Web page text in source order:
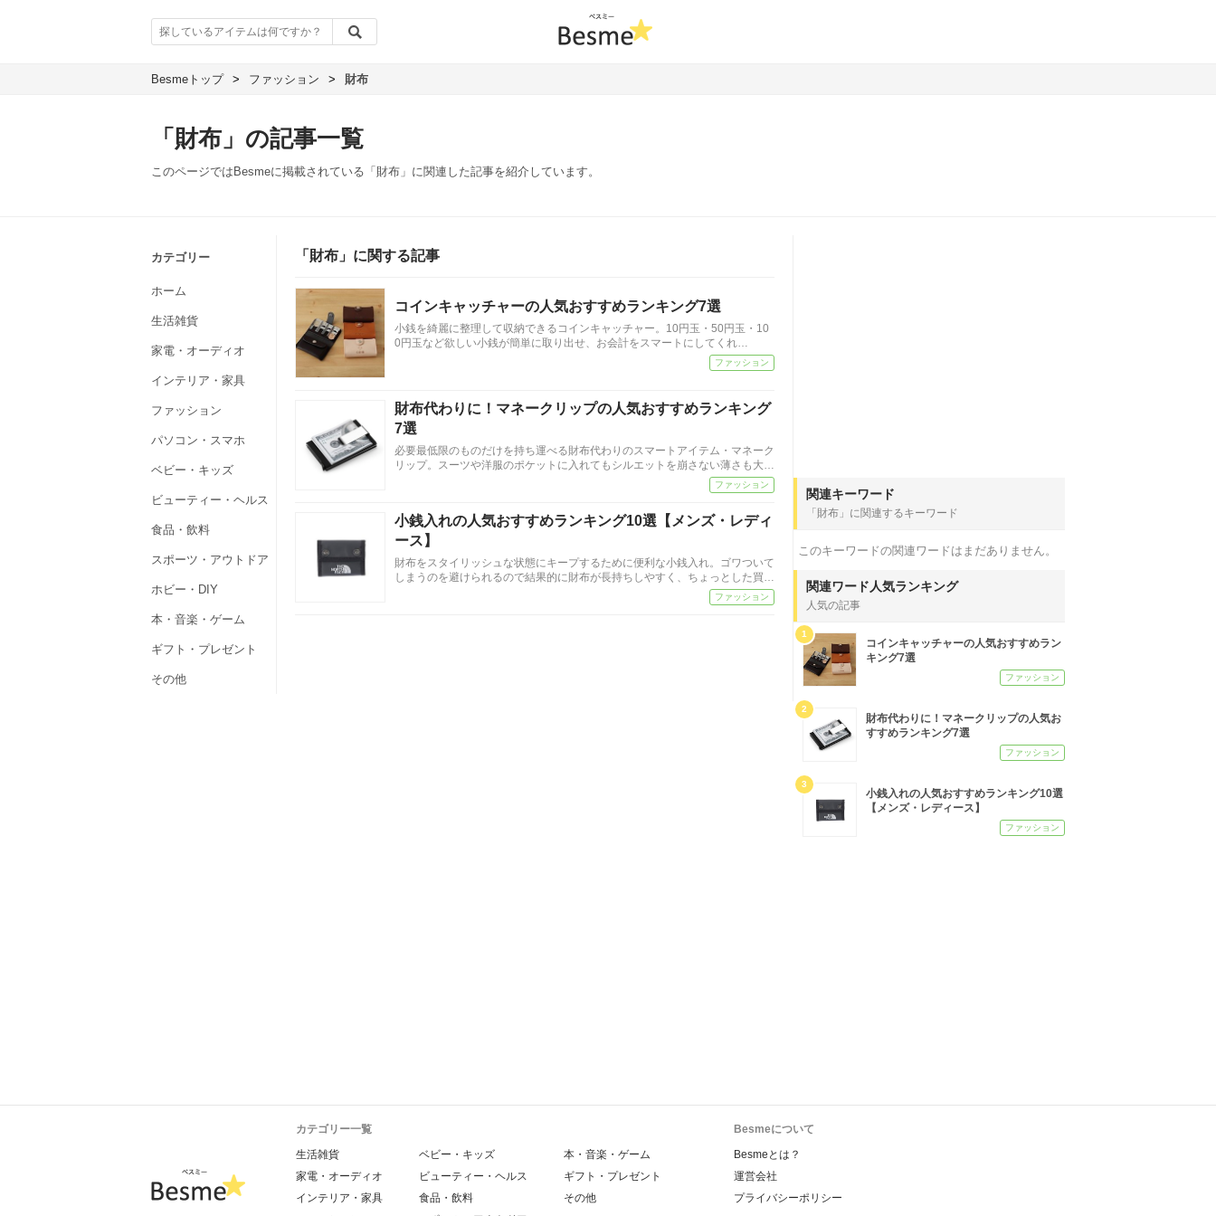
Besmeトップ > ファッション > 財布
「財布」の記事一覧
このページではBesmeに掲載されている「財布」に関連した記事を紹介しています。
「財布」に関する記事
コインキャッチャーの人気おすすめランキング7選
小銭を綺麗に整理して収納できるコインキャッチャー。10円玉・50円玉・10
0円玉など欲しい小銭が簡単に取り出せ、お会計をスマートにしてくれ…
ファッション
財布代わりに！マネークリップの人気おすすめランキング
7選
必要最低限のものだけを持ち運べる財布代わりのスマートアイテム・マネーク
リップ。スーツや洋服のポケットに入れてもシルエットを崩さない薄さも大…
ファッション
小銭入れの人気おすすめランキング10選【メンズ・レディ
ース】
財布をスタイリッシュな状態にキープするために便利な小銭入れ。ゴワついて
しまうのを避けられるので結果的に財布が長持ちしやすく、ちょっとした買…
ファッション
カテゴリー
ホーム
生活雑貨
家電・オーディオ
インテリア・家具
ファッション
パソコン・スマホ
ベビー・キッズ
ビューティー・ヘルス
食品・飲料
スポーツ・アウトドア
ホビー・DIY
本・音楽・ゲーム
ギフト・プレゼント
その他
関連キーワード
「財布」 に関連するキーワード
このキーワードの関連ワードはまだありません。
関連ワード人気ランキング
人気の記事
1
コインキャッチャーの人気おすすめラン
キング7選
ファッション
2
財布代わりに！マネークリップの人気お
すすめランキング7選
ファッション
3
小銭入れの人気おすすめランキング10選
【メンズ・レディース】
ファッション
カテゴリー一覧
生活雑貨
家電・オーディオ
インテリア・家具
ベビー・キッズ
ビューティー・ヘルス
食品・飲料
本・音楽・ゲーム
ギフト・プレゼント
その他
Besmeについて
Besmeとは？
運営会社
プライバシーポリシー